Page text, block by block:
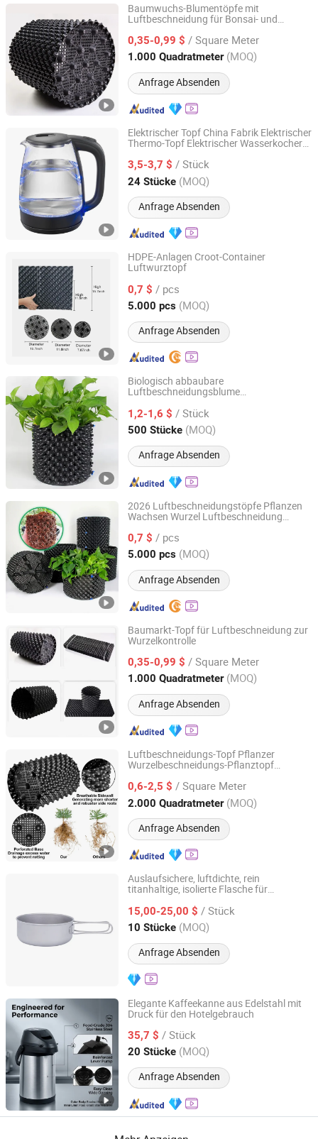
Baumwuchs-Blumentöpfe mit
Luftbeschneidung für Bonsai- und
0,35-0,99 $ / Square Meter
1.000 Quadratmeter (MOQ)
Anfrage Absenden
Sichuan Zhifang Net Industry Co., Ltd.
Sichuan, China Seit 2019
Elektrischer Topf China Fabrik Elektrischer
Thermo-Topf Elektrischer Wasserkocher
Elektrischer Thermo-
Wasserkocher Kochender Wasser-Topf
3,5-3,7 $ / Stück
24 Stücke (MOQ)
Anfrage Absenden
Dongguan Jinsen Craft Technology Co., Ltd.
Guangdong, China Seit 2020
HDPE-Anlagen Croot-Container
Luftwurztopf
0,7 $ / pcs
5.000 pcs (MOQ)
Anfrage Absenden
Alusen(Dalian)Gardening Co., Ltd
Liaoning, China Seit 2025
Biologisch abbaubare
Luftbeschneidungsblume
1,2-1,6 $ / Stück
500 Stücke (MOQ)
Anfrage Absenden
Sichuan Zhifang Net Industry Co., Ltd.
Sichuan, China Seit 2019
2026 Luftbeschneidungstöpfe Pflanzen
Wachsen Wurzel Luftbeschneidung
0,7 $ / pcs
5.000 pcs (MOQ)
Anfrage Absenden
Alusen(Dalian)Gardening Co., Ltd
Liaoning, China Seit 2025
Baumarkt-Topf für Luftbeschneidung zur
Wurzelkontrolle
0,35-0,99 $ / Square Meter
1.000 Quadratmeter (MOQ)
Anfrage Absenden
Sichuan Zhifang Net Industry Co., Ltd.
Sichuan, China Seit 2019
Luftbeschneidungs-Topf Pflanzer
Wurzelbeschneidungs-Pflanztopf
Landwirtschaft
0,6-2,5 $ / Square Meter
2.000 Quadratmeter (MOQ)
Anfrage Absenden
Sichuan Zhifang Net Industry Co., Ltd.
Sichuan, China Seit 2019
Auslaufsichere, luftdichte, rein
titanhaltige, isolierte Flasche für
15,00-25,00 $ / Stück
10 Stücke (MOQ)
Anfrage Absenden
Baoji Titanium Progress New Technology Co., Ltd.
Shaanxi, China Seit 2026
Elegante Kaffeekanne aus Edelstahl mit
Druck für den Hotelgebrauch
35,7 $ / Stück
20 Stücke (MOQ)
Anfrage Absenden
Ancheng Hardware Manufacturing Co., Ltd.
Guangdong, China Seit 2026